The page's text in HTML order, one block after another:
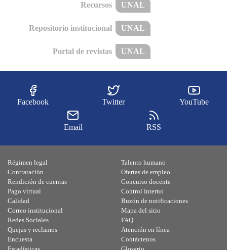
Recursos UNAL
Repositorio institucional UNAL
Portal de revistas UNAL
Facebook Twitter YouTube
Email RSS
Régimen legal
Contratación
Rendición de cuentas
Pago virtual
Calidad
Talento humano
Ofertas de empleo
Concurso docente
Control interno
Buzón de notificaciones
Correo institucional
Redes Sociales
Quejas y reclamos
Encuesta
Mapa del sitio
FAQ
Atención en línea
Contáctenos